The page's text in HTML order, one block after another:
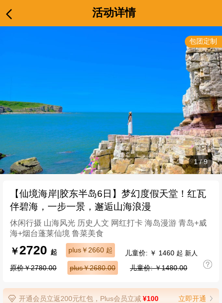
活动详情
1/9
【仙境海岸|胶东半岛6日】梦幻度假天堂！红瓦
伴碧海，一步一景，邂逅山海浪漫
休闲行摄 山海风光 历史人文 网红打卡 海岛漫游 青岛+威
海+烟台蓬莱仙境 鲁菜美食
￥2720起 plus￥2660 起 儿童价: ￥ 1460 起 新人
原价￥2780.00 plus￥2680.00 儿童价: ￥1480.00
开通会员立返200元红包，Plus会员立减¥100 立即开通
包团定制